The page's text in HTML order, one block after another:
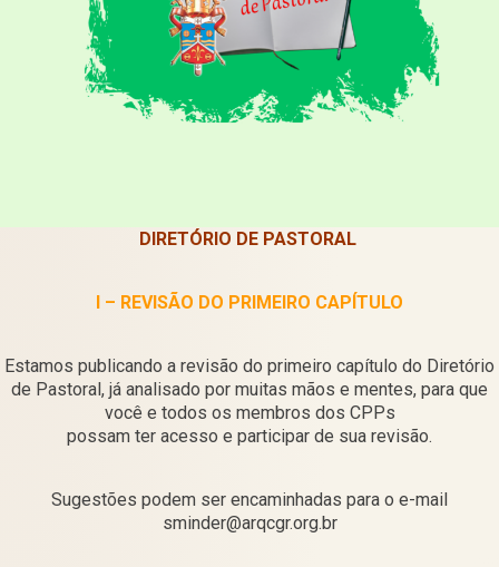
DIRETÓRIO DE PASTORAL
I – REVISÃO DO PRIMEIRO CAPÍTULO
Estamos publicando a revisão do primeiro capítulo do Diretório
de Pastoral, já analisado por muitas mãos e mentes, para que
você e todos os membros dos CPPs
possam ter acesso e participar de sua revisão.
Sugestões podem ser encaminhadas para o e-mail
sminder@arqcgr.org.br